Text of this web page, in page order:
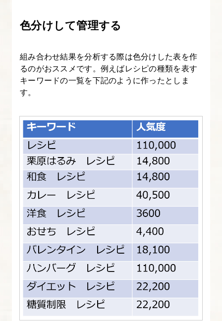
色分けして管理する
組み合わせ結果を分析する際は色分けした表を作
るのがおススメです。例えばレシピの種類を表す
キーワードの一覧を下記のように作ったとしま
す。